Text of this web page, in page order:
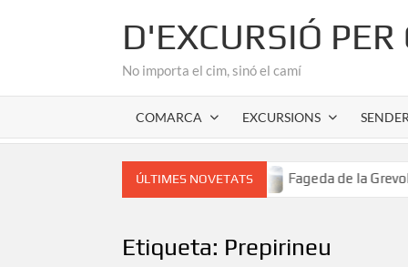
D'EXCURSIÓ
No importa el cim, sinó el camí
COMARCA EXCURSIONS
ÚLTIMES NOVETATS
de l’Alta Garrotxa Fageda de la Grevolosa: El
Etiqueta: Prepirineu